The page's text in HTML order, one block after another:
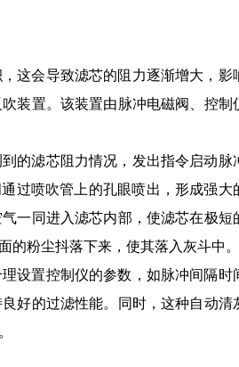
这会导致滤芯的阻力逐渐增大，影
装置。该装置由脉冲电磁阀、控制
的滤芯阻力情况，发出指令启动脉
过喷吹管上的孔眼喷出，形成强大
一同进入滤芯内部，使滤芯在极短
的粉尘抖落下来，使其落入灰斗中。
设置控制仪的参数，如脉冲间隔时
好的过滤性能。同时，这种自动清